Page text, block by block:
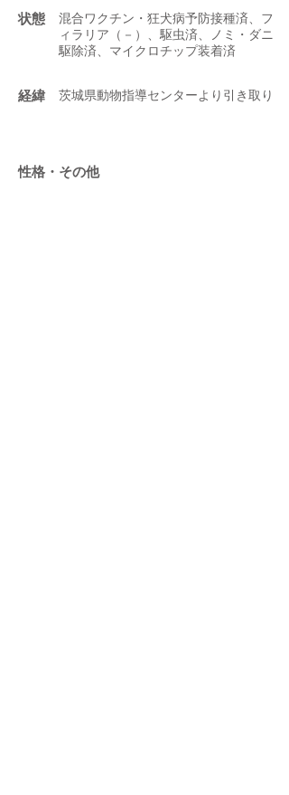
状態
混合ワクチン・狂犬病予防接種済、フ
ィラリア（－）、駆虫済、ノミ・ダニ
駆除済、マイクロチップ装着済
​経緯 茨城県動物指導センターより引き取り
性格・その他